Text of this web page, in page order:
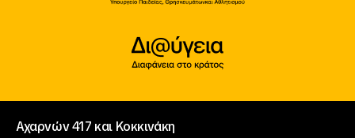
Αχαρνών 417 και Κοκκινάκη